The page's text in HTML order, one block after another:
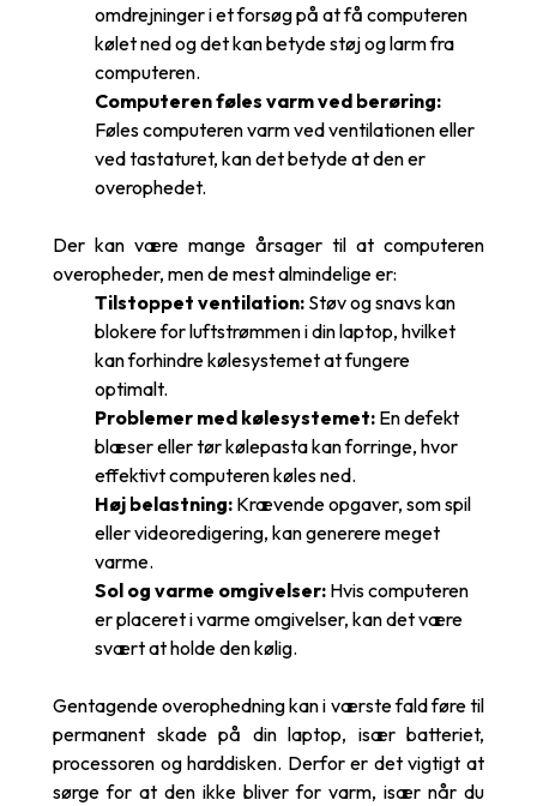
omdrejninger i et forsøg på at få computeren
kølet ned og det kan betyde støj og larm fra
computeren.
Computeren føles varm ved berøring:
Føles computeren varm ved ventilationen eller
ved tastaturet, kan det betyde at den er
overophedet.
Der kan være mange årsager til at computeren
overopheder, men de mest almindelige er:
Tilstoppet ventilation: Støv og snavs kan
blokere for luftstrømmen i din laptop, hvilket
kan forhindre kølesystemet at fungere
optimalt.
Problemer med kølesystemet: En defekt
blæser eller tør kølepasta kan forringe, hvor
effektivt computeren køles ned.
Høj belastning: Krævende opgaver, som spil
eller videoredigering, kan generere meget
varme.
Sol og varme omgivelser: Hvis computeren
er placeret i varme omgivelser, kan det være
svært at holde den kølig.
Gentagende overophedning kan i værste fald føre til
permanent skade på din laptop, især batteriet,
processoren og harddisken. Derfor er det vigtigt at
sørge for at den ikke bliver for varm, især når du